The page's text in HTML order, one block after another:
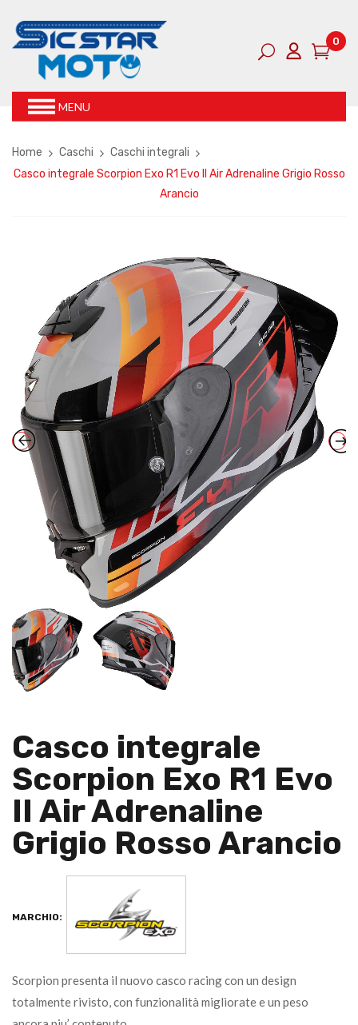
0
MENU
Home Caschi
Caschi integrali
Casco integrale Scorpion Exo R1 Evo II Air Adrenaline Grigio Rosso
Arancio
Casco integrale
Scorpion Exo R1 Evo
II Air Adrenaline
Grigio Rosso Arancio
MARCHIO:
Scorpion presenta il nuovo casco racing con un design
totalmente rivisto, con funzionalità migliorate e un peso